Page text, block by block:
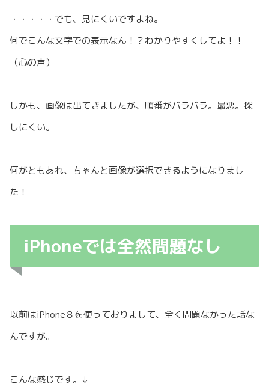
・・・・・でも、見にくいですよね。
何でこんな文字での表示なん！？わかりやすくしてよ！！
（心の声）
しかも、画像は出てきましたが、順番がバラバラ。最悪。探
しにくい。
何がともあれ、ちゃんと画像が選択できるようになりまし
た！
iPhoneでは全然問題なし
以前はiPhone８を使っておりまして、全く問題なかった話な
んですが。
こんな感じです。↓